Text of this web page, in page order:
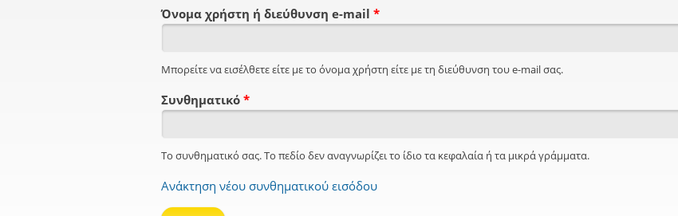
Όνομα χρήστη ή διεύθυνση e-mail *
Μπορείτε να εισέλθετε είτε με το όνομα χρήστη είτε με τη διεύθυνση του e-mail σας.
Συνθηματικό *
Το συνθηματικό σας. Το πεδίο δεν αναγνωρίζει το ίδιο τα κεφαλαία ή τα μικρά γράμματα.
Ανάκτηση νέου συνθηματικού εισόδου